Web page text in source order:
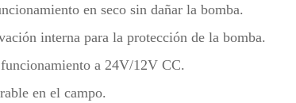
en seco sin dañar la bomba.
interna para la protección de la bomba.
a 24V/12V CC.
en el campo.